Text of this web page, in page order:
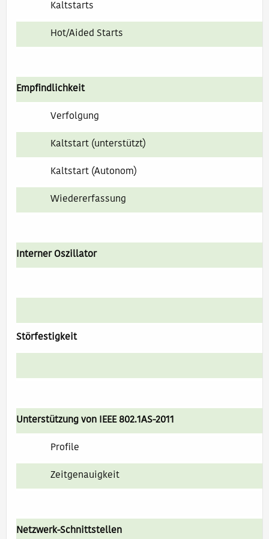
Kaltstarts
Hot/Aided Starts
Empfindlichkeit
Verfolgung
Kaltstart (unterstützt)
Kaltstart (Autonom)
Wiedererfassung
Interner Oszillator
Störfestigkeit
Unterstützung von IEEE 802.1AS-2011
Profile
Zeitgenauigkeit
Netzwerk-Schnittstellen